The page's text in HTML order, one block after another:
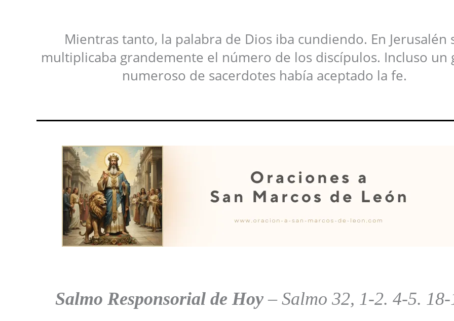
Mientras tanto, la palabra de Dios iba cundiendo. En Jerusalén
multiplicaba grandemente el número de los discípulos. Incluso un
numeroso de sacerdotes había aceptado la fe.
Salmo Responsorial de Hoy – Salmo 32, 1-2. 4-5.